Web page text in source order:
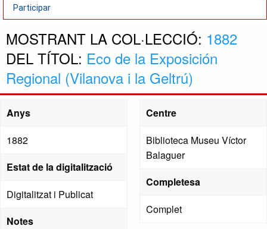
Participar
MOSTRANT LA COL·LECCIÓ: 1882
DEL TÍTOL: Eco de la Exposición
Regional (Vilanova i la Geltrú)
Anys
1882
Estat de la digitalització
Digitalitzat i Publicat
Notes
Centre
Biblioteca Museu Víctor
Balaguer
Completesa
Complet